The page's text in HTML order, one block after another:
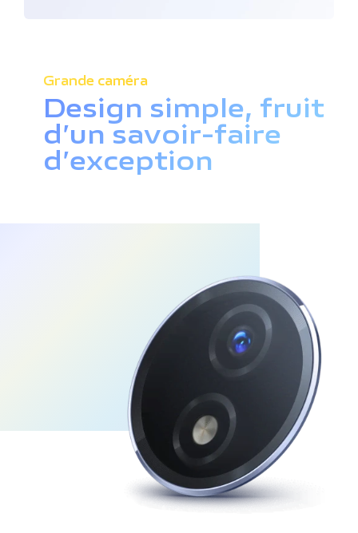
Grande caméra
Design simple, fruit
d’un savoir-faire
d’exception